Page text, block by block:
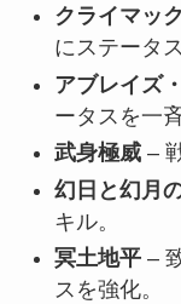
クライマッ
にステータ
アブレイズ
ータスを一
武身極威–
幻日と幻月
キル。
冥土地平–
スを強化。